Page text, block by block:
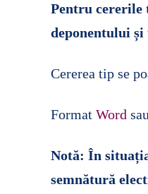
Pentru cererile
deponentului și
Cererea tip se
Format Word sau
Notă: În
semnătură